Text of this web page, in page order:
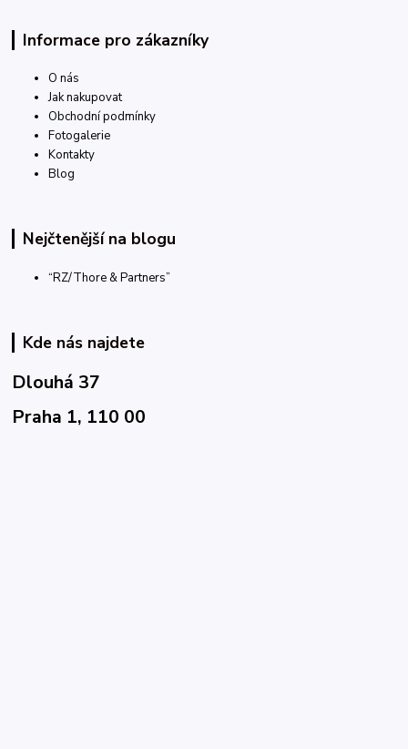
Informace pro zákazníky
O nás
Jak nakupovat
Obchodní podmínky
Fotogalerie
Kontakty
Blog
Nejčtenější na blogu
“RZ/Thore & Partners”
Kde nás najdete
Dlouhá 37
Praha 1, 110 00